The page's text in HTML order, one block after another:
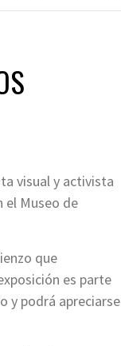
visual y activista
el Museo de
que
es parte
y podrá apreciarse